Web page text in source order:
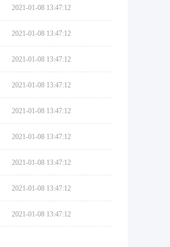
2021-01-08 13:47:12
2021-01-08 13:47:12
2021-01-08 13:47:12
2021-01-08 13:47:12
2021-01-08 13:47:12
2021-01-08 13:47:12
2021-01-08 13:47:12
2021-01-08 13:47:12
2021-01-08 13:47:12